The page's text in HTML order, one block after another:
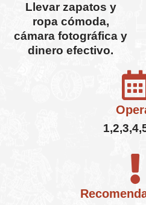
Llevar zapatos y
ropa cómoda,
cámara fotográfica y
dinero efectivo.